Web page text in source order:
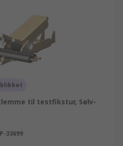
til testfikstur, Sølv-
33699